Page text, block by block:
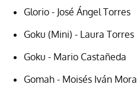
Glorio - José Ángel Torres
Goku (Mini) - Laura Torres
Goku - Mario Castañeda
Gomah - Moisés Iván Mora